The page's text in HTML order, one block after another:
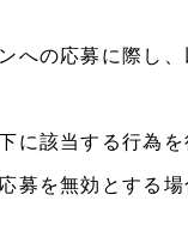
への応募に際し
に該当する行為を
募を無効とする場